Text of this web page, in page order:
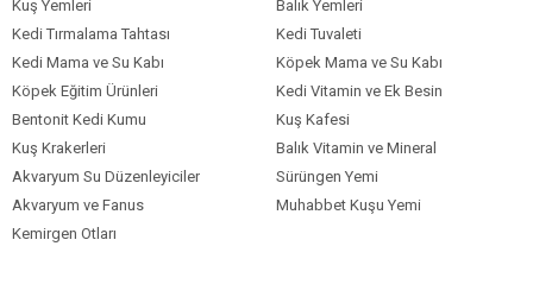
Kuş Yemleri
Balık Yemleri
Kedi Tırmalama Tahtası
Kedi Tuvaleti
Kedi Mama ve Su Kabı
Köpek Mama ve Su Kabı
Köpek Eğitim Ürünleri
Kedi Vitamin ve Ek Besin
Bentonit Kedi Kumu
Kuş Kafesi
Kuş Krakerleri
Balık Vitamin ve Mineral
Akvaryum Su Düzenleyiciler
Sürüngen Yemi
Akvaryum ve Fanus
Muhabbet Kuşu Yemi
Kemirgen Otları